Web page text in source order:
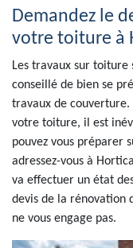
Demandez le
votre toiture à
Les travaux sur
conseillé de bien se
travaux de couverture.
votre toiture, il est
pouvez vous préparer
adressez-vous à
va effectuer un état
devis de la rénovation
ne vous engage pas.